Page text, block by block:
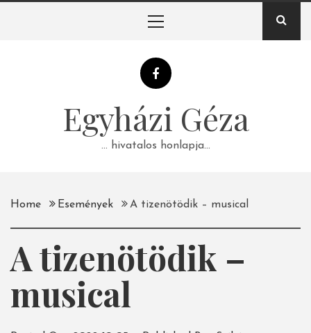
Egyházi Géza
… hivatalos honlapja…
Home Események A tizenötödik – musical
A tizenötödik –
musical